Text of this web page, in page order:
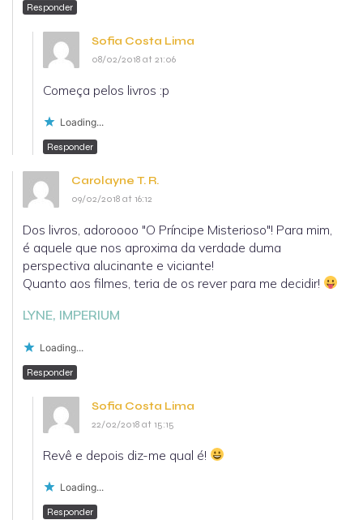
Responder
Sofia Costa Lima
08/02/2018 at 21:06
Começa pelos livros :p
Loading...
Responder
Carolayne T. R.
09/02/2018 at 16:12
Dos livros, adoroooo "O Príncipe Misterioso"! Para mim,
é aquele que nos aproxima da verdade duma
perspectiva alucinante e viciante!
Quanto aos filmes, teria de os rever para me decidir!
LYNE, IMPERIUM
Loading...
Responder
Sofia Costa Lima
22/02/2018 at 15:15
Revê e depois diz-me qual é!
Loading...
Responder